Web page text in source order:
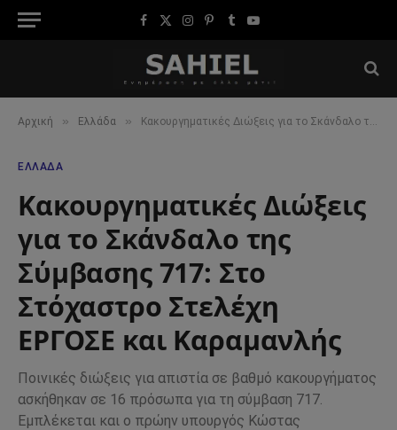
Facebook
X
Instagram
Pinterest
TumblrYouTube
Αρχική » Ελλάδα » Κακουργηματικές Διώξεις για το Σκάνδαλο της Σύμβασης 717: Στο Στόχαστρο Στελέχη ΕΡΓΟΣΕ και Καραμανλής
ΕΛΛΆΔΑ
Κακουργηματικές Διώξεις
για το Σκάνδαλο της
Σύμβασης 717: Στο
Στόχαστρο Στελέχη
ΕΡΓΟΣΕ και Καραμανλής
Ποινικές διώξεις για απιστία σε βαθμό κακουργήματος
ασκήθηκαν σε 16 πρόσωπα για τη σύμβαση 717.
Εμπλέκεται και ο πρώην υπουργός Κώστας